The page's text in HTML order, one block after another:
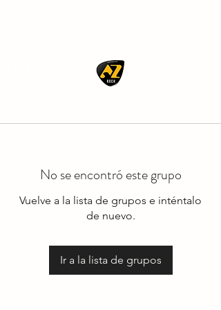
No se encontró este grupo
Vuelve a la lista de grupos e inténtalo
de nuevo.
Ir a la lista de grupos